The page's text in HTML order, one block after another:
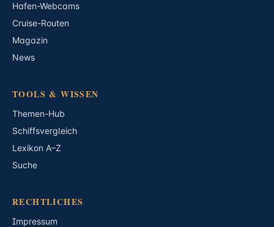
Hafen-Webcams
Cruise-Routen
Magazin
News
TOOLS & WISSEN
Themen-Hub
Schiffsvergleich
Lexikon A–Z
Suche
RECHTLICHES
Impressum